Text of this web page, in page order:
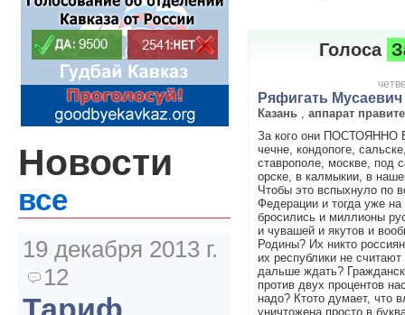
Голоса
Ряфигать Мусаевич
Казань
аппарат
За кого они
чечне, кондопоге,
ставрополе, москве, под
орске, в калмыкии, в
Чтобы это вспыхнуло по
Федерации и тогда уже на
бросились и миллионы
и чувашей и якутов и
Родины? Их никто
их республики не
дальше ждать?
против двух процентов
надо? Ктото думает, что
уничтожена просто в
Новости
все
19 декабря 2013 г.
12